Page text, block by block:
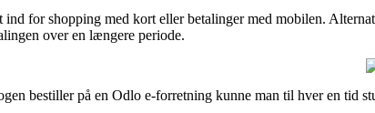
ind for shopping med kort eller betalinger med mobilen.
over en længere periode.
bestiller på en Odlo e-forretning kunne man til hver en tid